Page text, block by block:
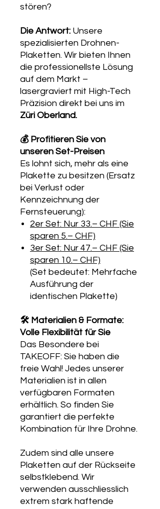
stören?
Die Antwort: Unsere
spezialisierten Drohnen-
Plaketten. Wir bieten Ihnen
die professionellste Lösung
auf dem Markt –
lasergraviert mit High-Tech
Präzision direkt bei uns im
Züri Oberland.
💰 Profitieren Sie von
unseren Set-Preisen
Es lohnt sich, mehr als eine
Plakette zu besitzen (Ersatz
bei Verlust oder
Kennzeichnung der
Fernsteuerung):
2er Set: Nur 33.– CHF (Sie
sparen 5.– CHF)
3er Set: Nur 47.– CHF (Sie
sparen 10.– CHF)
(Set bedeutet: Mehrfache
Ausführung der
identischen Plakette)
🛠️ Materialien & Formate:
Volle Flexibilität für Sie
Das Besondere bei
TAKEOFF: Sie haben die
freie Wahl! Jedes unserer
Materialien ist in allen
verfügbaren Formaten
erhältlich. So finden Sie
garantiert die perfekte
Kombination für Ihre Drohne.
Zudem sind alle unsere
Plaketten auf der Rückseite
selbstklebend. Wir
verwenden ausschliesslich
extrem stark haftende